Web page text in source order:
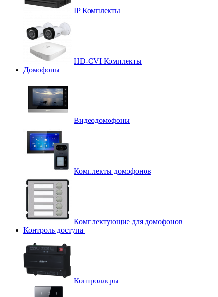
IP Комплекты
HD-CVI Комплекты
Домофоны
Видеодомофоны
Комплекты домофонов
Комплектующие для домофонов
Контроль доступа
Контроллеры